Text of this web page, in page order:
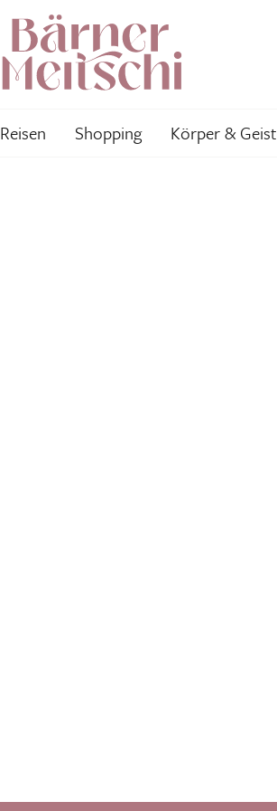
Reisen Shopping Körper & Geist